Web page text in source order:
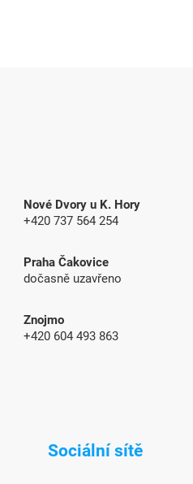
Nové Dvory u K. Hory
+420 737 564 254
Praha Čakovice
dočasně uzavřeno
Znojmo
+420 604 493 863
Sociální sítě